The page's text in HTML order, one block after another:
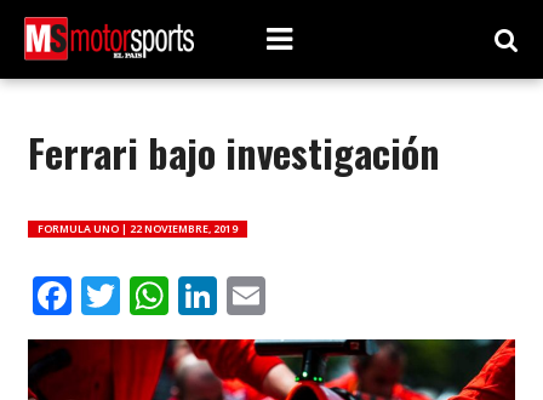
Ferrari bajo investigación
FORMULA UNO | 22 NOVIEMBRE, 2019
Facebook
Twitter
WhatsApp
LinkedIn
Email